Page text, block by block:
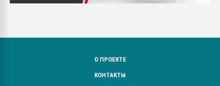
О ПРОЕКТЕ
КОНТАКТЫ